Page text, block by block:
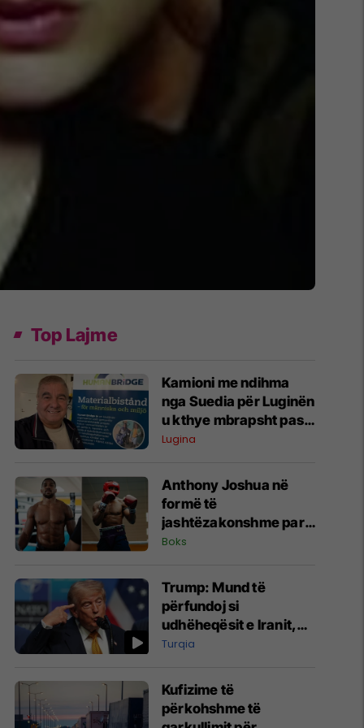
Top Lajme
Kamioni me ndihma
nga Suedia për Luginën
u kthye mbrapsht pas
bllokimit rreth 20 ditë
Lugina
Anthony Joshua në
formë të
jashtëzakonshme para
duelit me Kristian
Boks
Trump: Mund të
përfundoj si
udhëheqësit e Iranit,
jam objektivi i tyre
Turqia
​Kufizime të
përkohshme të